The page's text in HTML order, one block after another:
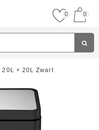
0 0
20L + 20L Zwart